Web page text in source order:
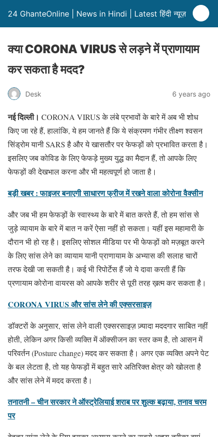
24 GhanteOnline | News in Hindi | Latest हिंदी न्यूज़
क्या CORONA VIRUS से लड़ने में प्राणायाम
कर सकता है मदद?
Desk 6 years ago
नई दिल्ली। CORONA VIRUS के लंबे प्रभावों के बारे में अब भी शोध
किए जा रहे हैं, हालांकि, ये हम जानते हैं कि ये संक्रमण गंभीर तीक्ष्ण श्वसन
सिंड्रोम यानी SARS है और ये खासतौर पर फेफड़ों को प्रभावित करता है।
इसलिए जब कोविड के लिए फेफड़े मुख्य युद्ध का मैदान हैं, तो आपके लिए
फेफड़ों की देखभाल करना और भी महत्वपूर्ण हो जाता है।
बड़ी खबर : फाइजर बनाएगी साधारण फ्रीज में रखने वाला कोरोना वैक्सीन
और जब भी हम फेफड़ों के स्वास्थ्य के बारे में बात करते हैं, तो हम सांस से
जुड़े व्यायाम के बारे में बात न करें ऐसा नहीं हो सकता। यहीं इस महामारी के
दौरान भी हो रह है। इसलिए सोशल मीडिया पर भी फेफड़ों को मज़बूत करने
के लिए सांस लेने का व्यायाम यानी प्राणायाम के अभ्यास की सलाह चारों
तरफ देखी जा सकती है। कई भी रिपोर्टेस हैं जो ये दावा करती हैं कि
प्रणायाम कोरोना वायरस को आपके शरीर से पूरी तरह ख़त्म कर सकता है।
CORONA VIRUS और सांस लेने की एक्सरसाइज़
डॉक्टरों के अनुसार, सांस लेने वाली एक्सरसाइज़ ज़्यादा मददगार साबित नहीं
होती, लेकिन अगर किसी व्यक्ति में ऑक्सीजन का स्तर कम है, तो आसन में
परिवर्तन (Posture change) मदद कर सकता है। अगर एक व्यक्ति अपने पेट
के बल लेटता है, तो यह फेफड़ों में बहुत सारे अतिरिक्त क्षेत्र को खोलता है
और सांस लेने में मदद करता है।
तनातनी – चीन सरकार ने ऑस्ट्रेलियाई शराब पर शुल्क बढ़ाया, तनाव चरम
पर